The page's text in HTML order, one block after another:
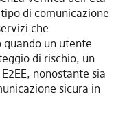
di comunicazione
che
un utente
di rischio, un
nonostante sia
sicura in